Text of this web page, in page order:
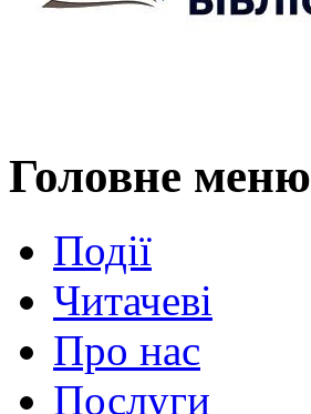
Головне меню
Події
Читачеві
Про нас
Послуги